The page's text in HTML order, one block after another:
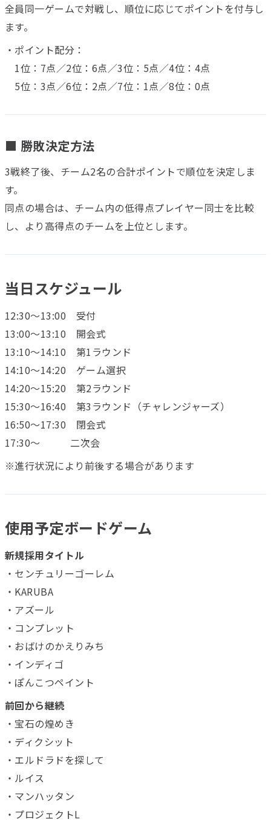
全員同一ゲームで対戦し、順位に応じてポイントを付与し
ます。
・ポイント配分：
1位：7点／2位：6点／3位：5点／4位：4点
5位：3点／6位：2点／7位：1点／8位：0点
■ 勝敗決定方法
3戦終了後、チーム2名の合計ポイントで順位を決定しま
す。
同点の場合は、チーム内の低得点プレイヤー同士を比較
し、より高得点のチームを上位とします。
当日スケジュール
12:30～13:00 受付
13:00～13:10 開会式
13:10～14:10 第1ラウンド
14:10～14:20 ゲーム選択
14:20～15:20 第2ラウンド
15:30～16:40 第3ラウンド（チャレンジャーズ）
16:50～17:30 閉会式
17:30～ 二次会
※進行状況により前後する場合があります
使用予定ボードゲーム
新規採用タイトル
・センチュリーゴーレム
・KARUBA
・アズール
・コンプレット
・おばけのかえりみち
・インディゴ
・ぽんこつペイント
前回から継続
・宝石の煌めき
・ディクシット
・エルドラドを探して
・ルイス
・マンハッタン
・プロジェクトL